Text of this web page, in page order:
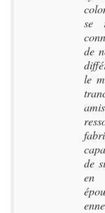
se
de
le
de
en